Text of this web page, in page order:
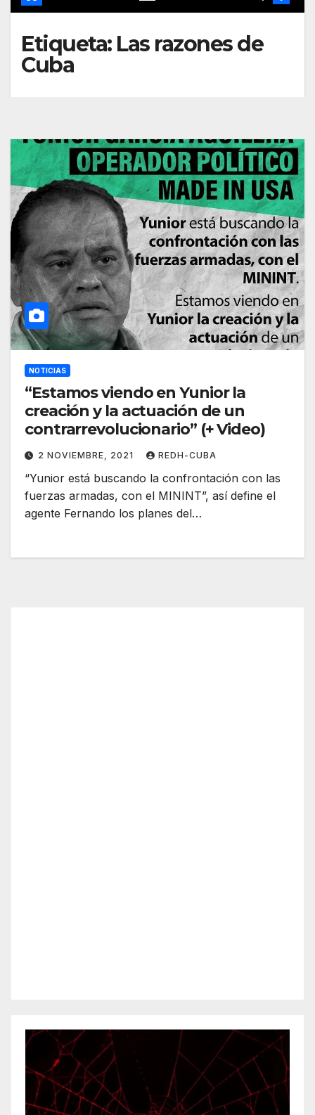
Etiqueta: Las razones de
Cuba
NOTICIAS
“Estamos viendo en Yunior la
creación y la actuación de un
contrarrevolucionario” (+ Video)
2 NOVIEMBRE, 2021 REDH-CUBA
“Yunior está buscando la confrontación con las
fuerzas armadas, con el MININT”, así define el
agente Fernando los planes del…